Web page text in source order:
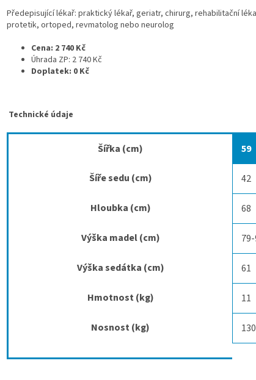
Předepisující lékař: praktický lékař, geriatr, chirurg, rehabilitační
protetik, ortoped, revmatolog nebo neurolog
Cena: 2 740 Kč
Úhrada ZP: 2 740 Kč
Doplatek: 0 Kč
Technické údaje
Šířka (cm) 59
Šíře sedu (cm) 42
Hloubka (cm) 68
Výška madel (cm)
Výška sedátka (cm) 61
Hmotnost (kg) 11
Nosnost (kg) 130